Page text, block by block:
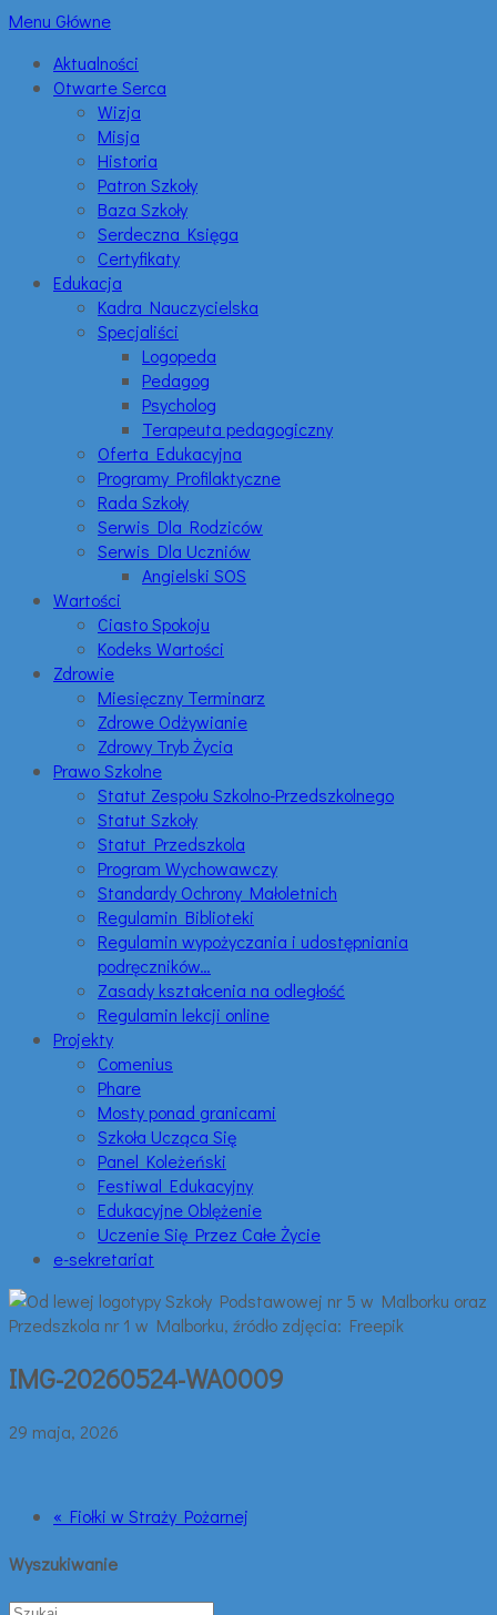
Menu Główne
Aktualności
Otwarte Serca
Wizja
Misja
Historia
Patron Szkoły
Baza Szkoły
Serdeczna Księga
Certyfikaty
Edukacja
Kadra Nauczycielska
Specjaliści
Logopeda
Pedagog
Psycholog
Terapeuta pedagogiczny
Oferta Edukacyjna
Programy Profilaktyczne
Rada Szkoły
Serwis Dla Rodziców
Serwis Dla Uczniów
Angielski SOS
Wartości
Ciasto Spokoju
Kodeks Wartości
Zdrowie
Miesięczny Terminarz
Zdrowe Odżywianie
Zdrowy Tryb Życia
Prawo Szkolne
Statut Zespołu Szkolno-Przedszkolnego
Statut Szkoły
Statut Przedszkola
Program Wychowawczy
Standardy Ochrony Małoletnich
Regulamin Biblioteki
Regulamin wypożyczania i udostępniania
podręczników…
Zasady kształcenia na odległość
Regulamin lekcji online
Projekty
Comenius
Phare
Mosty ponad granicami
Szkoła Ucząca Się
Panel Koleżeński
Festiwal Edukacyjny
Edukacyjne Oblężenie
Uczenie Się Przez Całe Życie
e-sekretariat
IMG-20260524-WA0009
29 maja, 2026
« Fiołki w Straży Pożarnej
Wyszukiwanie